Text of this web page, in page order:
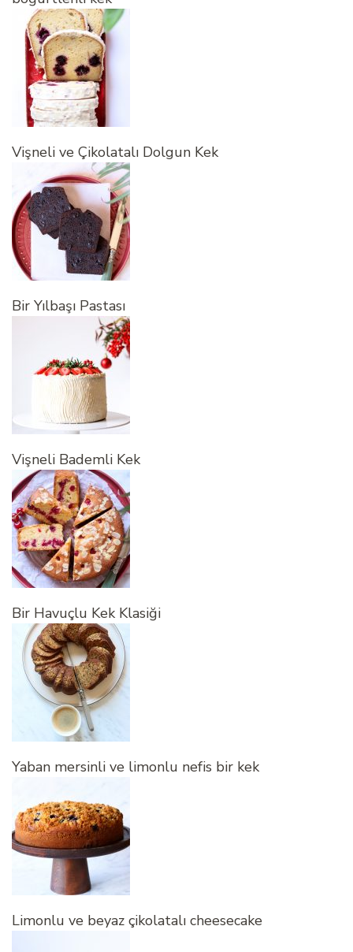
Vişneli ve Çikolatalı Dolgun Kek
Bir Yılbaşı Pastası
Vişneli Bademli Kek
Bir Havuçlu Kek Klasiği
Yaban mersinli ve limonlu nefis bir kek
Limonlu ve beyaz çikolatalı cheesecake